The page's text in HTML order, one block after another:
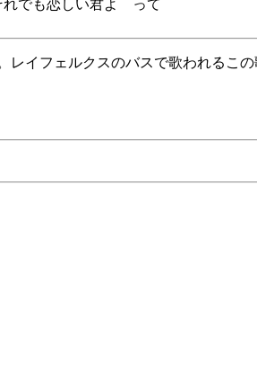
れでも恋しい君よ って
イフェルクスのバスで歌われるこ